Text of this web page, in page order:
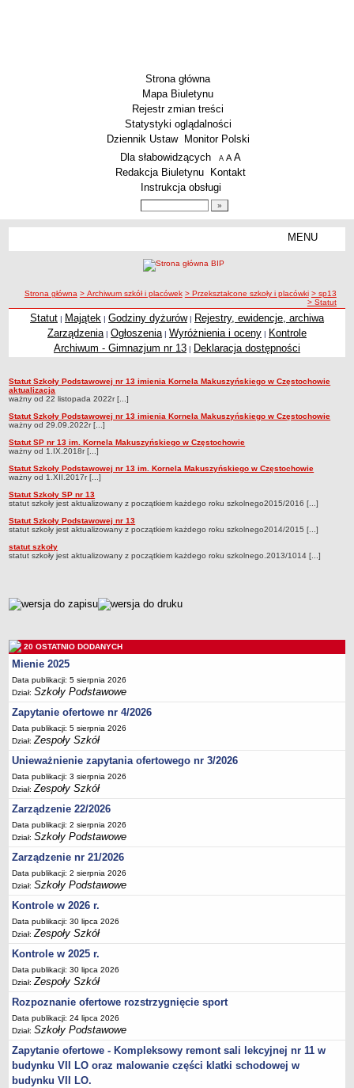
Strona główna
Mapa Biuletynu
Rejestr zmian treści
Statystyki oglądalności
Dziennik Ustaw
Monitor Polski
Menu dodatkowe
Dla słabowidzących A pomniejsz czcionkę
A standardowy rozmiar czcionki
A
Redakcja Biuletynu
Kontakt
Instrukcja obsługi
MENU
Licea
Zespoły Szkół
Techniczne Zakłady Naukowe
PRZEDSZKOLA
ARCHIWUM SZKÓŁ I PLACÓWEK
Zlikwidowane gimnazja
Przekształcone szkoły i placówki
Wielofunkcyjna Placówka
SPECJALNE OŚRODKI SZKOLNO-WYCHOWAWCZE
Specjalny Ośrodek nr 1
Specjalny Ośrodek nr 5
BURSA MIEJSKA
Statut
Godziny dyżurów
Zarządzenia
Kontrole
Rejestry, ewidencje, archiwa
Sprawozdania
Deklaracja dostępności
PORADNIE PSYCHOLOGICZNO-PEDAGOGICZNE
Zespół Poradni
BIURO FINANSÓW OŚWIATY
Dane podstawowe
Statut
Majątek
Godziny dyżurów
Ogłoszenia
Zarządzenia
Rejestry, ewidencje, archiwa
Kontrole
PONOWNE WYKORZYSTYWANIE
Sprawozdania
Deklaracja dostępności
DEKLARACJA DOSTĘPNOŚCI
OŚWIADCZENIA MAJĄTKOWE
PONOWNE WYKORZYSTYWANIE
UDOSTĘPNIANIE INFORMACJI PUBLICZNEJ
OCHRONA DANYCH OSOBOWYCH
ścieżka nawigacji
Strona główna > Archiwum szkół i placówek > Przekształcone szkoły i placówki > sp13
> Statut
StatutStatut | Majątek | Godziny dyżurów| Rejestry, ewidencje, archiwa
Zarządzenia | Ogłoszenia | Wyróżnienia i oceny | Kontrole
Archiwum - Gimnazjum nr 13 | Deklaracja dostępności
Statut
Statut Szkoły Podstawowej nr 13 imienia Kornela Makuszyńskiego w Częstochowie
aktualizacja
ważny od 22 listopada 2022r [...]
Statut Szkoły Podstawowej nr 13 imienia Kornela Makuszyńskiego w Częstochowie
ważny od 29.09.2022r [...]
Statut SP nr 13 im. Kornela Makuszyńskiego w Częstochowie
ważny od 1.IX.2018r [...]
Statut Szkoły Podstawowej nr 13 im. Kornela Makuszyńskiego w Częstochowie
ważny od 1.XII.2017r [...]
Statut Szkoły SP nr 13
statut szkoły jest aktualizowany z początkiem każdego roku szkolnego2015/2016 [...]
Statut Szkoły Podstawowej nr 13
statut szkoły jest aktualizowany z początkiem każdego roku szkolnego2014/2015 [...]
statut szkoły
statut szkoły jest aktualizowany z początkiem każdego roku szkolnego.2013/1014 [...]
metryczka
20 OSTATNIO DODANYCH
Mienie 2025
Data publikacji: 5 sierpnia 2026
Dział:Szkoły Podstawowe
Zapytanie ofertowe nr 4/2026
Data publikacji: 5 sierpnia 2026
Dział:Zespoły Szkół
Unieważnienie zapytania ofertowego nr 3/2026
Data publikacji: 3 sierpnia 2026
Dział:Zespoły Szkół
Zarządzenie 22/2026
Data publikacji: 2 sierpnia 2026
Dział:Szkoły Podstawowe
Zarządzenie nr 21/2026
Data publikacji: 2 sierpnia 2026
Dział:Szkoły Podstawowe
Kontrole w 2026 r.
Data publikacji: 30 lipca 2026
Dział:Zespoły Szkół
Kontrole w 2025 r.
Data publikacji: 30 lipca 2026
Dział:Zespoły Szkół
Rozpoznanie ofertowe rozstrzygnięcie sport
Data publikacji: 24 lipca 2026
Dział:Szkoły Podstawowe
Zapytanie ofertowe - Kompleksowy remont sali lekcyjnej nr 11 w
budynku VII LO oraz malowanie części klatki schodowej w
budynku VII LO.